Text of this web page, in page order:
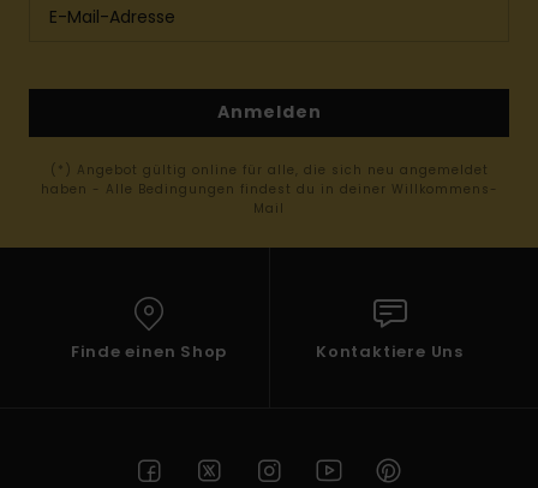
Anmelden
(*) Angebot gültig online für alle, die sich neu angemeldet
haben - Alle Bedingungen findest du in deiner Willkommens-
Mail
Finde einen Shop Kontaktiere Uns